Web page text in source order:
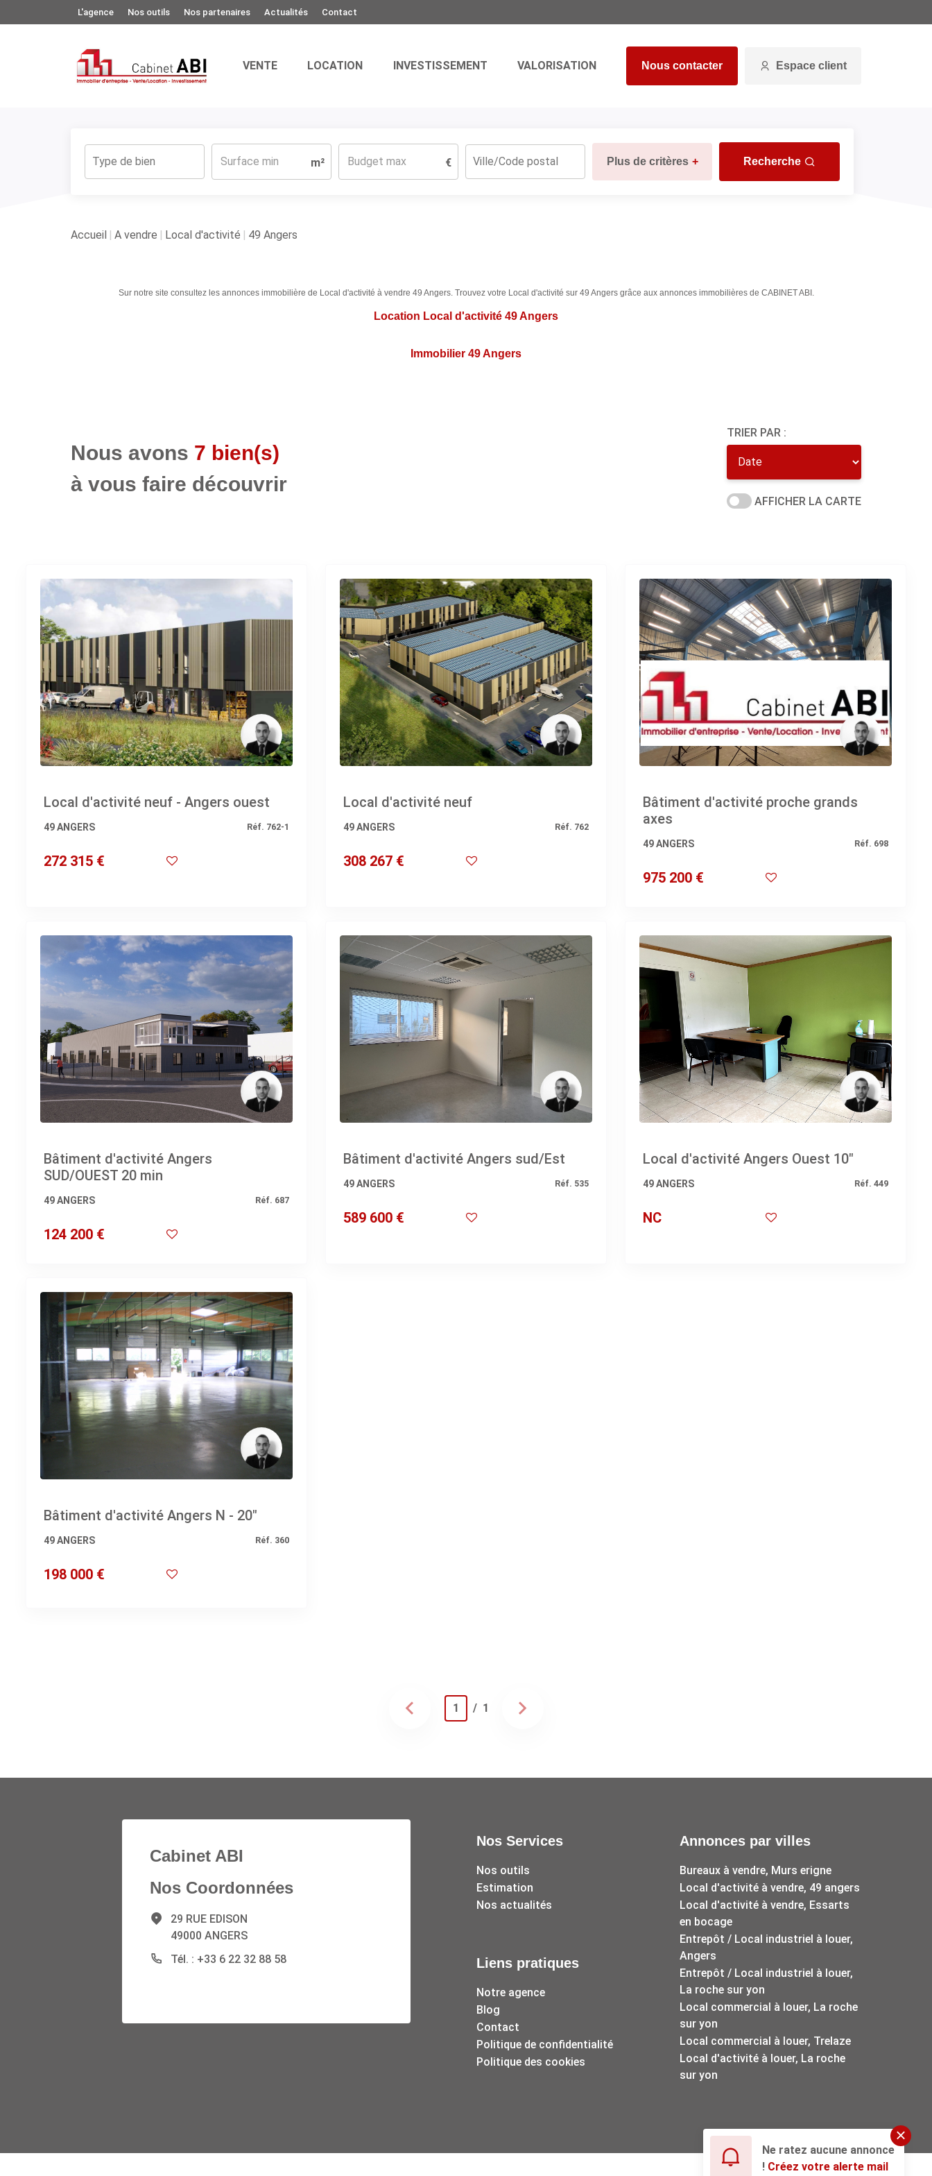
L'agence Nos outils Nos partenaires Actualités Contact
VENTE LOCATION INVESTISSEMENT VALORISATION Nous contacter Espace client
m² € Plus de critères + Recherche
Accueil A vendre Local d'activité 49 Angers
Sur notre site consultez les annonces immobilière de Local d'activité à vendre 49 Angers. Trouvez votre Local d'activité sur 49 Angers grâce aux annonces immobilières de CABINET ABI.
Location Local d'activité 49 Angers
Immobilier 49 Angers
Nous avons 7 bien(s)
à vous faire découvrir
TRIER PAR :
AFFICHER LA CARTE
Ne ratez aucune annonce
! Créez votre alerte mail
Local d'activité neuf - Angers ouest
49 ANGERS Réf. 762-1
272 315 €
Local d'activité neuf
49 ANGERS Réf. 762
308 267 €
Bâtiment d'activité proche grands
axes
49 ANGERS Réf. 698
975 200 €
Bâtiment d'activité Angers
SUD/OUEST 20 min
49 ANGERS Réf. 687
124 200 €
Bâtiment d'activité Angers sud/Est
49 ANGERS Réf. 535
589 600 €
Local d'activité Angers Ouest 10"
49 ANGERS Réf. 449
NC
Bâtiment d'activité Angers N - 20"
49 ANGERS Réf. 360
198 000 €
1 / 1
Cabinet ABI
Nos Coordonnées
29 RUE EDISON
49000 ANGERS
Tél. : +33 6 22 32 88 58
Nos Services
Nos outils
Estimation
Nos actualités
Liens pratiques
Notre agence
Blog
Contact
Politique de confidentialité
Politique des cookies
Annonces par villes
Bureaux à vendre, Murs erigne
Local d'activité à vendre, 49 angers
Local d'activité à vendre, Essarts
en bocage
Entrepôt / Local industriel à louer,
Angers
Entrepôt / Local industriel à louer,
La roche sur yon
Local commercial à louer, La roche
sur yon
Local commercial à louer, Trelaze
Local d'activité à louer, La roche
sur yon